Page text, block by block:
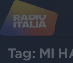
Tag: MI